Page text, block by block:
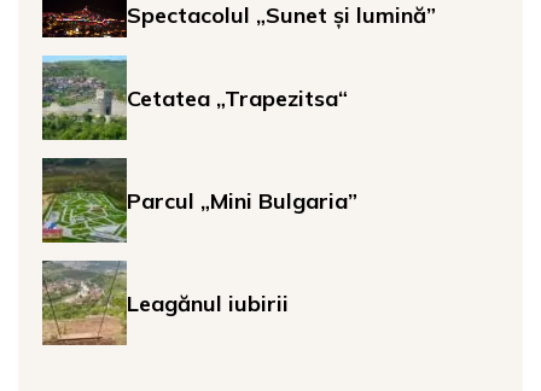
Spectacolul „Sunet și lumină”
Cetatea „Trapezitsa“
Parcul „Mini Bulgaria”
Leagănul iubirii